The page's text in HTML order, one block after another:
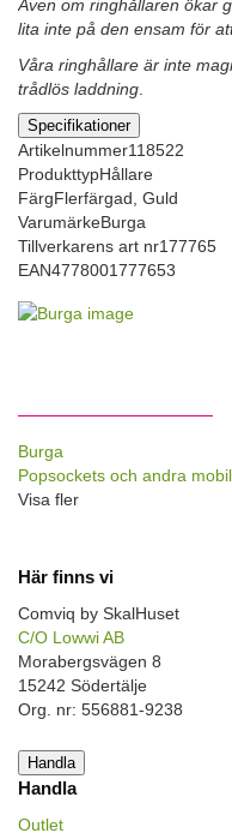
Även om ringhållaren ökar
lita inte på den ensam för
Våra ringhållare är inte
trådlös laddning
Specifikationer
Artikelnummer118522
ProdukttypHållare
FärgFlerfärgad, Guld
VarumärkeBurga
Tillverkarens art nr177765
EAN4778001777653
Burga
Popsockets och andra
Visa fler
Här finns vi
Comviq by SkalHuset
C/O Lowwi AB
Morabergsvägen 8
15242 Södertälje
Org. nr: 556881-9238
Handla
Handla
Outlet